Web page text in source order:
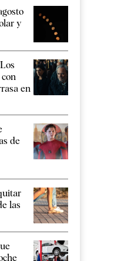
y
en
de
las